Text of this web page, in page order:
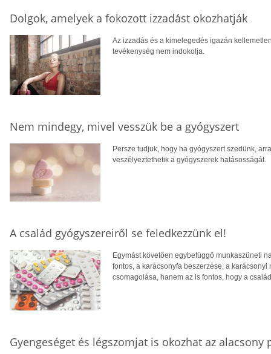
Dolgok, amelyek a fokozott izzadást okozhatják
Az izzadás és a kimelegedés igazán
tevékenység nem indokolja.
Nem mindegy, mivel vesszük be a gyógyszert
Persze tudjuk, hogy ha gyógyszert szedünk,
veszélyeztethetik a gyógyszerek hatásosságát.
A család gyógyszereiről se feledkezzünk el!
Egymást követően egybefüggő munkaszüneti
fontos, a karácsonyfa beszerzése, a
csomagolása, hanem az is fontos, hogy a
Gyengeséget és légszomjat is okozhat az alacsony